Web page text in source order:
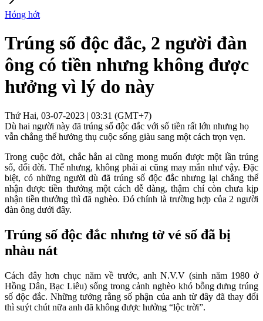
Hóng hớt
Trúng số độc đắc, 2 người đàn
ông có tiền nhưng không được
hưởng vì lý do này
Thứ Hai, 03-07-2023 | 03:31 (GMT+7)
Dù hai người này đã trúng số độc đắc với số tiền rất lớn nhưng họ
vẫn chẳng thể hưởng thụ cuộc sống giàu sang một cách trọn vẹn.
Trong cuộc đời, chắc hẳn ai cũng mong muốn được một lần trúng
số, đổi đời. Thế nhưng, không phải ai cũng may mắn như vậy. Đặc
biệt, có những người dù đã trúng số độc đắc nhưng lại chẳng thể
nhận được tiền thưởng một cách dễ dàng, thậm chí còn chưa kịp
nhận tiền thưởng thì đã nghèo. Đó chính là trường hợp của 2 người
đàn ông dưới đây.
Trúng số độc đắc nhưng tờ vé số đã bị
nhàu nát
Cách đây hơn chục năm về trước, anh N.V.V (sinh năm 1980 ở
Hồng Dân, Bạc Liêu) sống trong cảnh nghèo khó bỗng dưng trúng
số độc đắc. Những tưởng rằng số phận của anh từ đây đã thay đổi
thì suýt chút nữa anh đã không được hưởng “lộc trời”.